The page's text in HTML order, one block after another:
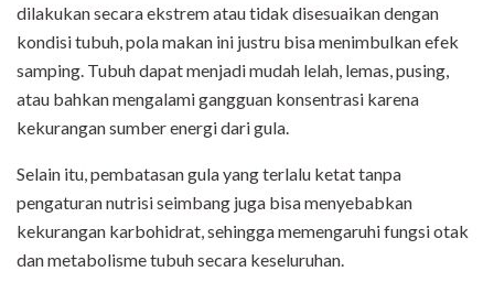
dilakukan secara ekstrem atau tidak disesuaikan dengan
kondisi tubuh, pola makan ini justru bisa menimbulkan efek
samping. Tubuh dapat menjadi mudah lelah, lemas, pusing,
atau bahkan mengalami gangguan konsentrasi karena
kekurangan sumber energi dari gula.
Selain itu, pembatasan gula yang terlalu ketat tanpa
pengaturan nutrisi seimbang juga bisa menyebabkan
kekurangan karbohidrat, sehingga memengaruhi fungsi otak
dan metabolisme tubuh secara keseluruhan.